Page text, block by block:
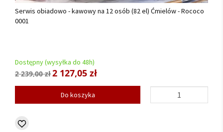
Serwis obiadowo - kawowy na 12 osób (82 el) Ćmielów - Rococo
0001
Dostępny (wysyłka do 48h)
2 239,00 zł2 127,05 zł
Do koszyka